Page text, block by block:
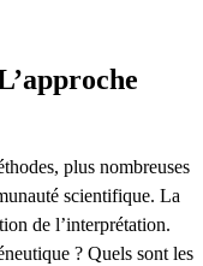
plus nombreuses
scientifique. La
de l’interprétation.
? Quels sont les